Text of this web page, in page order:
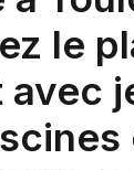
le
avec